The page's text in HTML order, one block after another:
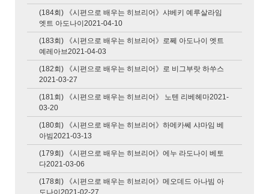
(184회) 《시편으로 배우는 히브리어》샤베키 예루살라임
엣트 아도나이2021-04-10
(183회) 《시편으로 배우는 히브리어》로쩨 아도나이 엣트
예레아브2021-04-03
(182회) 《시편으로 배우는 히브리어》로 비그부랏 하쑤스
2021-03-27
(181회) 《시편으로 배우는 히브리어》 노텐 리베헤마2021-
03-20
(180회) 《시편으로 배우는 히브리어》하메카쎄 샤마임 베
아빔2021-03-13
(179회) 《시편으로 배우는 히브리어》에누 라도나이 베토
다2021-03-06
(178회) 《시편으로 배우는 히브리어》메오데드 아나빔 아
도나이2021-02-27